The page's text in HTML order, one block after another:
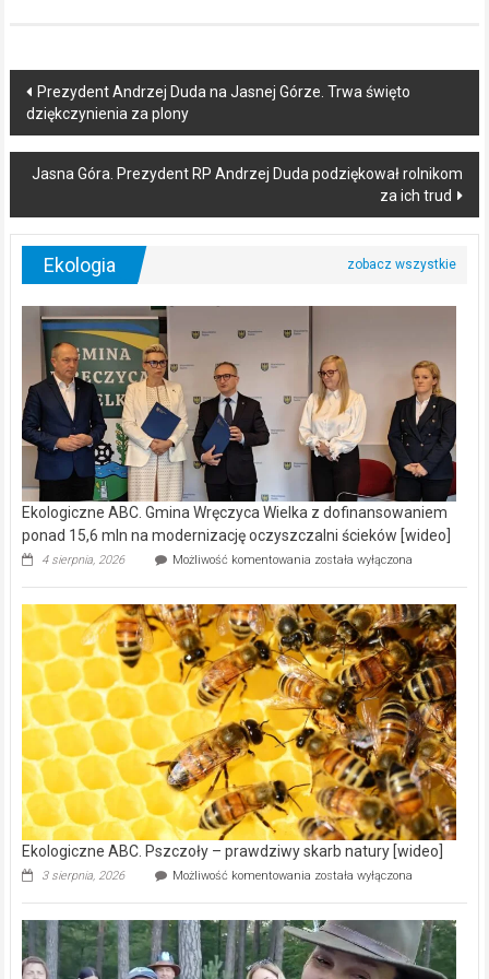
Post
navigation
Prezydent Andrzej Duda na Jasnej Górze. Trwa święto
dziękczynienia za plony
Jasna Góra. Prezydent RP Andrzej Duda podziękował rolnikom
za ich trud
Ekologia
Ekologiczne ABC. Gmina Wręczyca Wielka z dofinansowaniem
ponad 15,6 mln na modernizację oczyszczalni ścieków [wideo]
4 sierpnia, 2026 Możliwość komentowania Ekologiczne
Wręczyca
Wielka
z
dofinansowaniem
ponad
15,6
mln
na
modernizację
oczyszczalni
ścieków
[wideo]
została wyłączona
Ekologiczne ABC. Pszczoły – prawdziwy skarb natury [wideo]
3 sierpnia, 2026 Możliwość komentowania Ekologiczne
–
prawdziwy
skarb
została wyłączona